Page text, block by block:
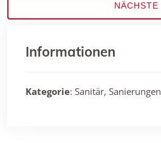
NÄCHSTE
Informationen
Kategorie: Sanitär, Sanierungen